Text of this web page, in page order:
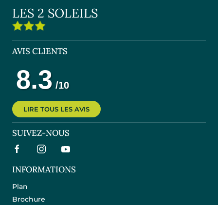
LES 2 SOLEILS
AVIS CLIENTS
LIRE TOUS LES AVIS
SUIVEZ-NOUS
INFORMATIONS
Plan
Brochure